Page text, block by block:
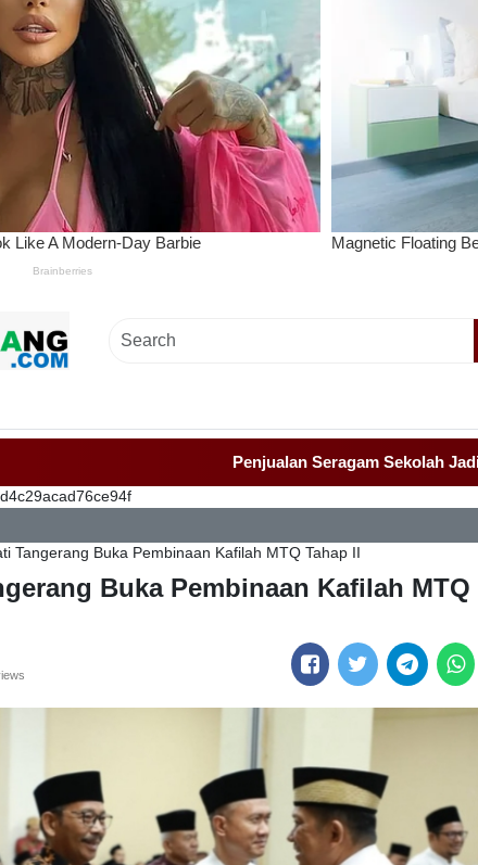
Penjualan Seragam Sekolah Jadi Sorotan
Tangerang Buka Pembinaan Kafilah MTQ Tahap II
Buka Pembinaan Kafilah MTQ